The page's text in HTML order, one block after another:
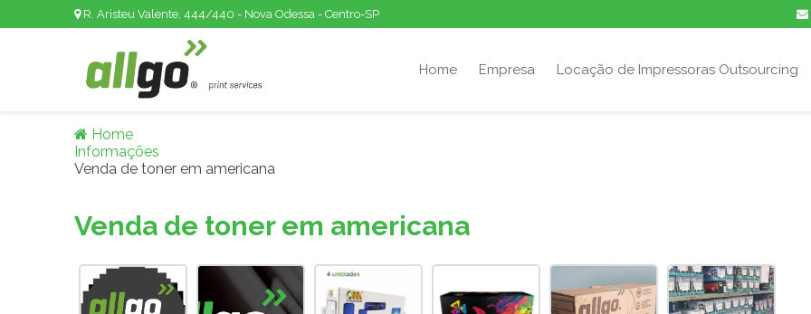
R. Aristeu Valente, 444/440 - Nova Odessa - Centro-SP
Home Empresa Locação de Impressoras Outsourcing
Home
Informações
Venda de toner em americana
Venda de toner em americana